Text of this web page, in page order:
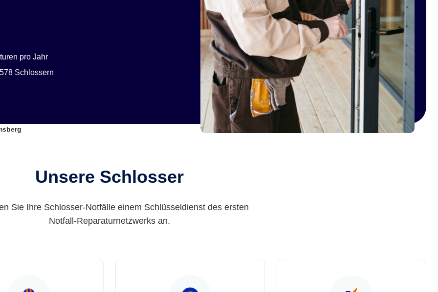
pro Jahr
Schlossern
Unsere Schlosser
Sie Ihre Schlosser-Notfälle einem Schlüsseldienst des ersten
Notfall-Reparaturnetzwerks an.